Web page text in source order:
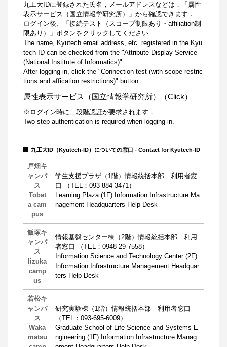
九工大IDに登録された氏名，メールアドレスなどは，「属性
表示サービス（国立情報学研究所）」から確認できます．
ログイン後、「接続テスト（スコープ制限あり・affiliation制
限あり）」ボタンをクリックしてください
The name, Kyutech email address, etc. registered in the Kyu
tech-ID can be checked from the "Attribute Display Service
(National Institute of Informatics)".
After logging in, click the "Connection test (with scope restric
tions and affication restrictions)" button.
属性表示サービス（国立情報学研究所）（Click）
※ログイン時に二段階認証が要求されます．
Two-step authentication is required when logging in.
九工大ID（Kyutech-ID）についての窓口 - Contact for Kyutech-ID
戸畑キ
ャンパ
ス
Tobat
a cam
pus
学生支援プラザ（1階）情報統括本部 利用者窓
口 （TEL：093-884-3471）
Learning Plaza (1F) Information Infrastructure Ma
nagement Headquarters Help Desk
飯塚キ
ャンパ
ス
Iizuka
camp
us
情報基盤センター棟（2階）情報統括本部 利用
者窓口 （TEL：0948-29-7558）
Information Science and Technology Center (2F)
Information Infrastructure Management Headquar
ters Help Desk
若松キ
ャンパ
ス
Waka
matsu
研究実験棟（1階）情報統括本部 利用者窓口
（TEL：093-695-6009）
Graduate School of Life Science and Systems E
ngineering (1F) Information Infrastructure Manag